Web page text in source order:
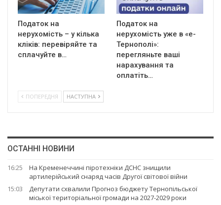
Податок на
нерухомість – у кілька
кліків: перевіряйте та
сплачуйте в…
Податок на
нерухомість уже в «е-
Тернополі»:
перегляньте ваші
нарахування та
оплатіть…
ПОПЕРЕДНЯ НАСТУПНА
ОСТАННІ НОВИНИ
16:25
На Кременеччині піротехніки ДСНС знищили
артилерійський снаряд часів Другої світової війни
15:03
Депутати схвалили Прогноз бюджету Тернопільської
міської територіальної громади на 2027-2029 роки